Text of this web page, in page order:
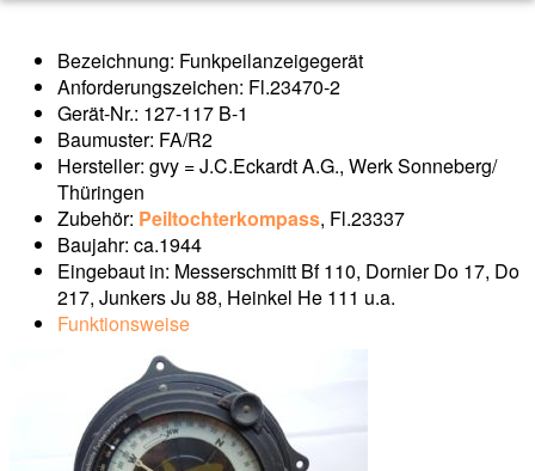
Bezeichnung: Funkpeilanzeigegerät
Anforderungszeichen: Fl.23470-2
Gerät-Nr.: 127-117 B-1
Baumuster: FA/R2
Hersteller: gvy = J.C.Eckardt A.G., Werk Sonneberg/
Thüringen
Zubehör: Peiltochterkompass, Fl.23337
Baujahr: ca.1944
Eingebaut in: Messerschmitt Bf 110, Dornier Do 17, Do
217, Junkers Ju 88, Heinkel He 111 u.a.
Funktionsweise